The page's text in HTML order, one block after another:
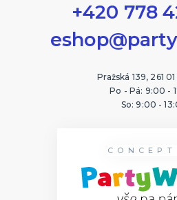
+420 778
Pražská 139, 261
Po - Pá: 9:00 -
So: 9:00 -
CONCEPT